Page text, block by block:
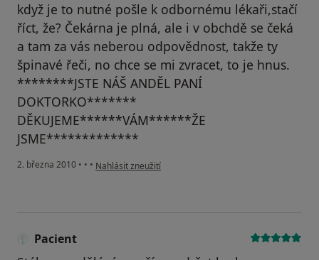
když je to nutné pošle k odbornému lékaři,stačí
říct, že? Čekárna je plná, ale i v obchdě se čeká
a tam za vás neberou odpovědnost, takže ty
špinavé řeči, no chce se mi zvracet, to je hnus.
********JSTE NÁŠ ANDĚL PANÍ
DOKTORKO*******
DĚKUJEME******VÁM******ŽE
JSME*************
2. března 2010 • • • podle názoru uživatele Váš účet byl odstraněn
Nahlásit zneužití
Pacient